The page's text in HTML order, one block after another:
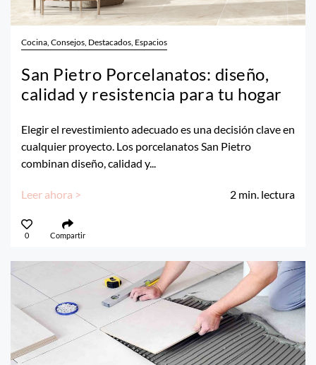
Cocina, Consejos, Destacados, Espacios
San Pietro Porcelanatos: diseño,
calidad y resistencia para tu hogar
Elegir el revestimiento adecuado es una decisión clave en
cualquier proyecto. Los porcelanatos San Pietro
combinan diseño, calidad y...
Leer ahora > 2 min. lectura
0 Compartir